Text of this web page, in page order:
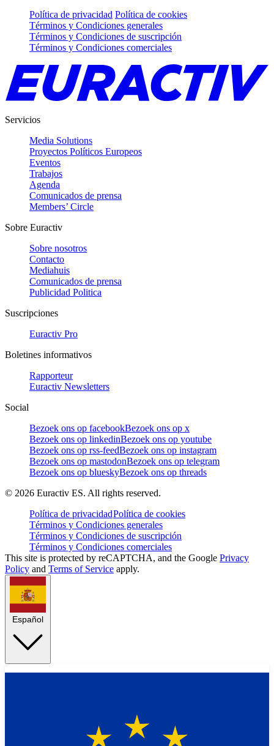
Política de privacidad Política de cookies
Términos y Condiciones generales
Términos y Condiciones de suscripción
Términos y Condiciones comerciales
Servicios
Media Solutions
Proyectos Políticos Europeos
Eventos
Trabajos
Agenda
Comunicados de prensa
Members’ Circle
Sobre Euractiv
Sobre nosotros
Contacto
Mediahuis
Comunicados de prensa
Publicidad Politica
Suscripciones
Euractiv Pro
Boletines informativos
Rapporteur
Euractiv Newsletters
Social
Bezoek ons op facebookBezoek ons op x
Bezoek ons op linkedinBezoek ons op youtube
Bezoek ons op rss-feedBezoek ons op instagram
Bezoek ons op mastodonBezoek ons op telegram
Bezoek ons op blueskyBezoek ons op threads
© 2026 Euractiv ES. All rights reserved.
Política de privacidadPolítica de cookies
Términos y Condiciones generales
Términos y Condiciones de suscripción
Términos y Condiciones comerciales
This site is protected by reCAPTCHA, and the Google Privacy
Policy and Terms of Service apply.
Español